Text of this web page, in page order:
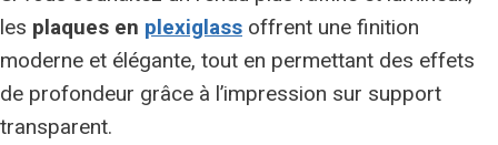
les plaques en plexiglass offrent une finition
moderne et élégante, tout en permettant des effets
de profondeur grâce à l’impression sur support
transparent.